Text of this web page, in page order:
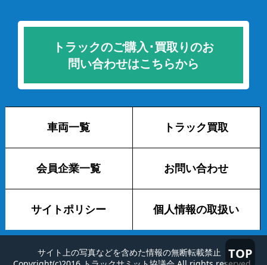
TOP
トラックのご購入･買取りのお
問い合わせはこちらから
車両一覧 トラック買取
会員企業一覧 お問い合わせ
サイトポリシー 個人情報の取扱い
サイト上の写真などを含めた情報の無断転載禁止